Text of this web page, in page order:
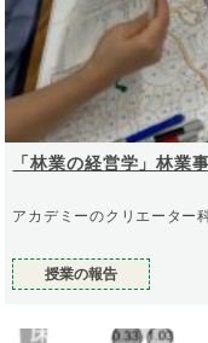
「林業の経営学」林業
アカデミーのクリエーター
授業の報告